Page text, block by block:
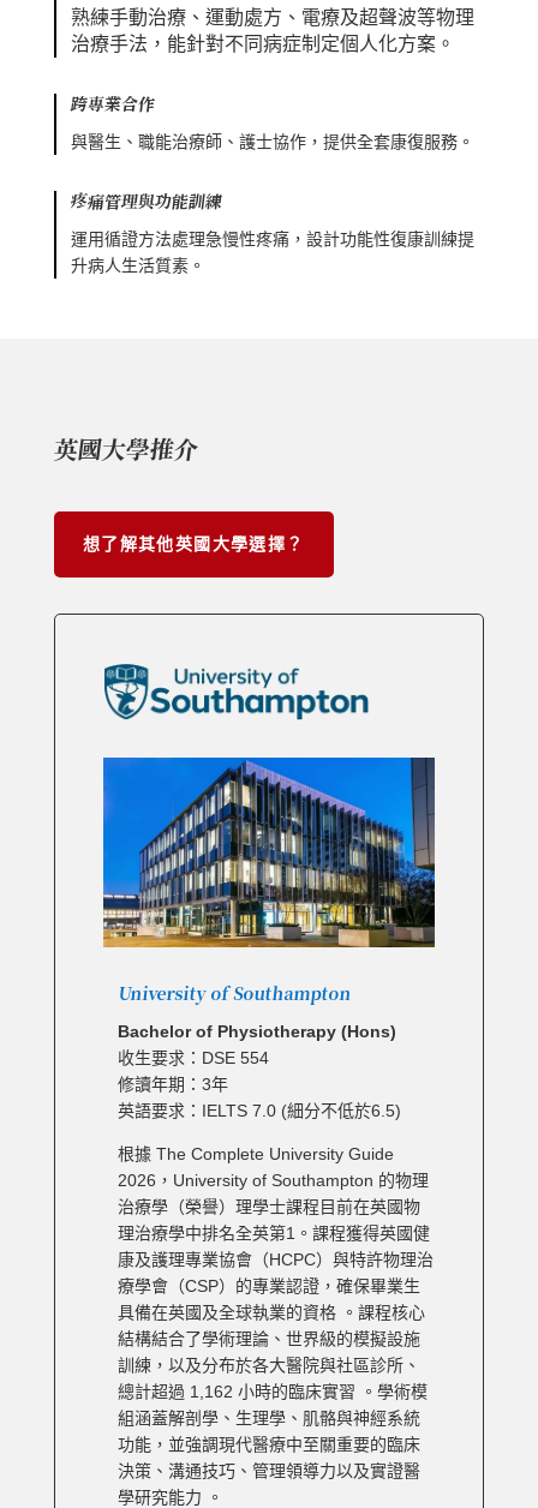
熟練手動治療、運動處方、電療及超聲波等物理
治療手法，能針對不同病症制定個人化方案。
跨專業合作
與醫生、職能治療師、護士協作，提供全套康復服務。
疼痛管理與功能訓練
運用循證方法處理急慢性疼痛，設計功能性復康訓練提
升病人生活質素。
英國大學推介
想了解其他英國大學選擇？
University of Southampton
Bachelor of Physiotherapy (Hons)
收生要求：DSE 554
修讀年期：3年
英語要求：IELTS 7.0 (細分不低於6.5)
根據 The Complete University Guide
2026，University of Southampton 的物理
治療學（榮譽）理學士課程目前在英國物
理治療學中排名全英第1。課程獲得英國健
康及護理專業協會（HCPC）與特許物理治
療學會（CSP）的專業認證，確保畢業生
具備在英國及全球執業的資格 。課程核心
結構結合了學術理論、世界級的模擬設施
訓練，以及分布於各大醫院與社區診所、
總計超過 1,162 小時的臨床實習 。學術模
組涵蓋解剖學、生理學、肌骼與神經系統
功能，並強調現代醫療中至關重要的臨床
決策、溝通技巧、管理領導力以及實證醫
學研究能力 。